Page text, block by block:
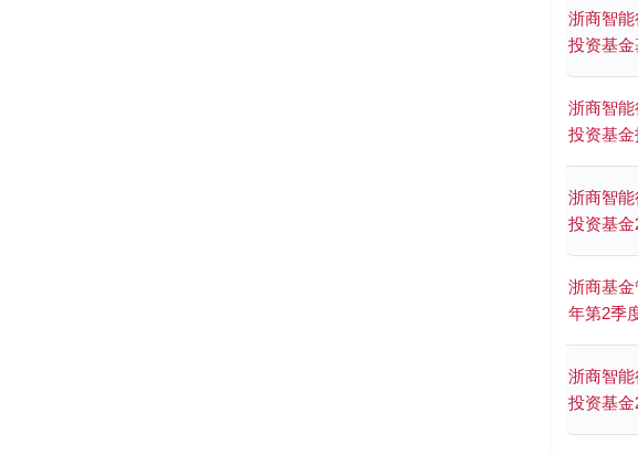
浙商智
投资基
浙商智
投资基
浙商智
投资基
浙商基
年第2季
浙商智
投资基